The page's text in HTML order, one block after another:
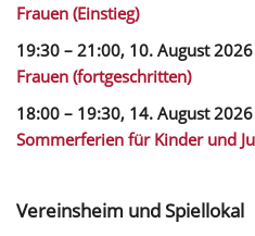
Frauen (Einstieg)
19:30 – 21:00, 10. August 2026
Frauen (fortgeschritten)
18:00 – 19:30, 14. August 2026
Sommerferien für Kinder und
Vereinsheim und Spiellokal